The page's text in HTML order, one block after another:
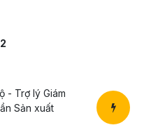
- Trợ lý Giám
Sản xuất